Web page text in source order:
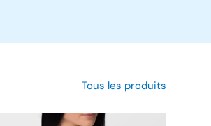
Tous les produits